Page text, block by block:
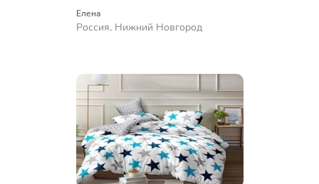
Елена
Россия, Нижний Новгород